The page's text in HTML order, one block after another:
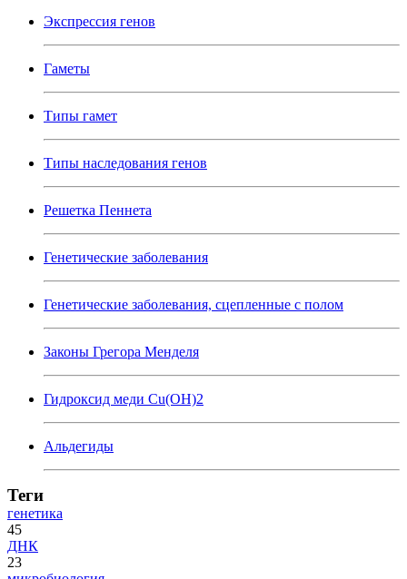
Экспрессия генов
Гаметы
Типы гамет
Типы наследования генов
Решетка Пеннета
Генетические заболевания
Генетические заболевания, сцепленные с полом
Законы Грегора Менделя
Гидроксид меди Cu(OH)2
Альдегиды
Теги
генетика
45
ДНК
23